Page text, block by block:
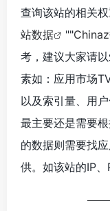
查询该站的相关
站数据
""
考，建议大家请
素如：应用市场
以及索引量、用
最主要还是需要
的数据则需要找
供。如该站的IP、